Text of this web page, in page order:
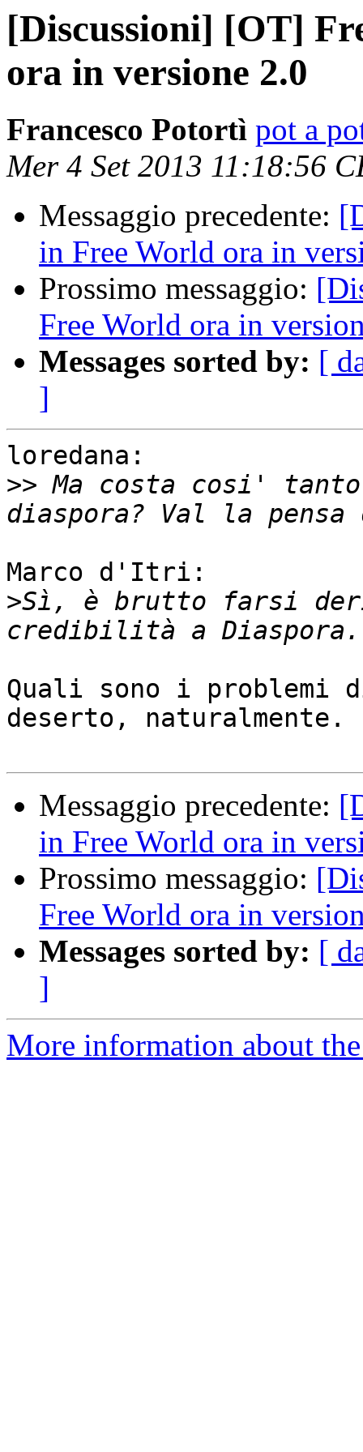
[Discussioni] [OT]
ora in versione 2.0
Francesco Potortì pot a
Mer 4 Set 2013 11:18:56
Messaggio precedente:
in Free World ora in
Prossimo messaggio:
Free World ora in
Messages sorted by: [
]
loredana:
>> Ma costa cosi' tanto
Marco d'Itri:
>Sì, è brutto farsi
Quali sono i problemi
deserto, naturalmente.
Messaggio precedente:
in Free World ora in
Prossimo messaggio:
Free World ora in
Messages sorted by: [
]
More information about